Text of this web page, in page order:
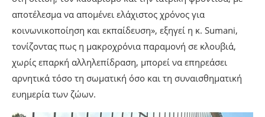
αποτέλεσμα να απομένει ελάχιστος χρόνος για
κοινωνικοποίηση και εκπαίδευση», εξηγεί η κ. Sumani,
τονίζοντας πως η μακροχρόνια παραμονή σε κλουβιά,
χωρίς επαρκή αλληλεπίδραση, μπορεί να επηρεάσει
αρνητικά τόσο τη σωματική όσο και τη συναισθηματική
ευημερία των ζώων.